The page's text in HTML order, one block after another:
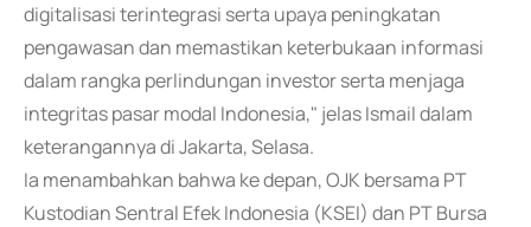
digitalisasi terintegrasi serta upaya peningkatan
pengawasan dan memastikan keterbukaan informasi
dalam rangka perlindungan investor serta menjaga
integritas pasar modal Indonesia," jelas Ismail dalam
keterangannya di Jakarta, Selasa.
Ia menambahkan bahwa ke depan, OJK bersama PT
Kustodian Sentral Efek Indonesia (KSEI) dan PT Bursa